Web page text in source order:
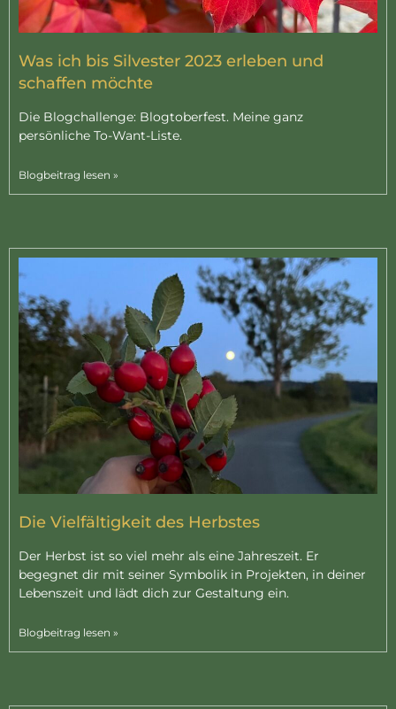
Was ich bis Silvester 2023 erleben und
schaffen möchte
Die Blogchallenge: Blogtoberfest. Meine ganz
persönliche To-Want-Liste.
Blogbeitrag lesen »
Die Vielfältigkeit des Herbstes
Der Herbst ist so viel mehr als eine Jahreszeit. Er
begegnet dir mit seiner Symbolik in Projekten, in deiner
Lebenszeit und lädt dich zur Gestaltung ein.
Blogbeitrag lesen »